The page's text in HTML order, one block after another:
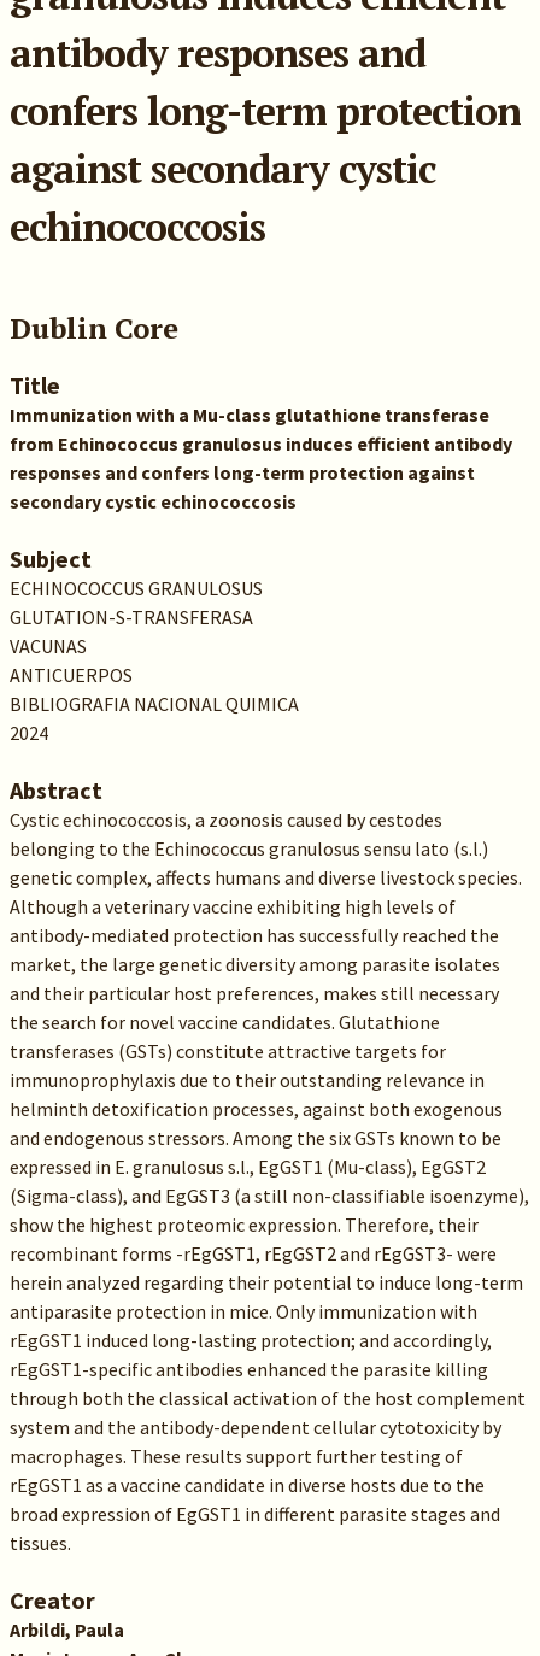
antibody responses and
confers long-term protection
against secondary cystic
echinococcosis
Dublin Core
Title
Immunization with a Mu-class glutathione transferase
from Echinococcus granulosus induces efficient antibody
responses and confers long-term protection against
secondary cystic echinococcosis
Subject
ECHINOCOCCUS GRANULOSUS
GLUTATION-S-TRANSFERASA
VACUNAS
ANTICUERPOS
BIBLIOGRAFIA NACIONAL QUIMICA
2024
Abstract
Cystic echinococcosis, a zoonosis caused by cestodes
belonging to the Echinococcus granulosus sensu lato (s.l.)
genetic complex, affects humans and diverse livestock species.
Although a veterinary vaccine exhibiting high levels of
antibody-mediated protection has successfully reached the
market, the large genetic diversity among parasite isolates
and their particular host preferences, makes still necessary
the search for novel vaccine candidates. Glutathione
transferases (GSTs) constitute attractive targets for
immunoprophylaxis due to their outstanding relevance in
helminth detoxification processes, against both exogenous
and endogenous stressors. Among the six GSTs known to be
expressed in E. granulosus s.l., EgGST1 (Mu-class), EgGST2
(Sigma-class), and EgGST3 (a still non-classifiable isoenzyme),
show the highest proteomic expression. Therefore, their
recombinant forms -rEgGST1, rEgGST2 and rEgGST3- were
herein analyzed regarding their potential to induce long-term
antiparasite protection in mice. Only immunization with
rEgGST1 induced long-lasting protection; and accordingly,
rEgGST1-specific antibodies enhanced the parasite killing
through both the classical activation of the host complement
system and the antibody-dependent cellular cytotoxicity by
macrophages. These results support further testing of
rEgGST1 as a vaccine candidate in diverse hosts due to the
broad expression of EgGST1 in different parasite stages and
tissues.
Creator
Arbildi, Paula